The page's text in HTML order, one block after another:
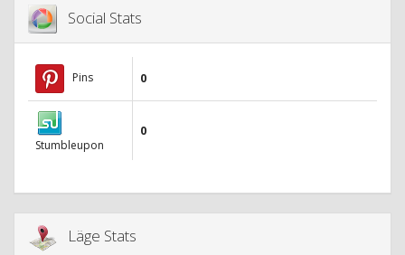
Social Stats
Pins 0
Stumbleupon
0
Läge Stats